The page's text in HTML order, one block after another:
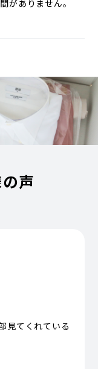
がありません。
声
見てくれている